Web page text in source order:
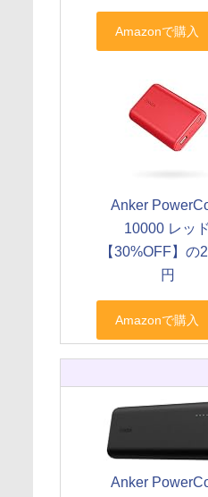
Anker
10000 レッド
【30%OFF】の
円
Anker